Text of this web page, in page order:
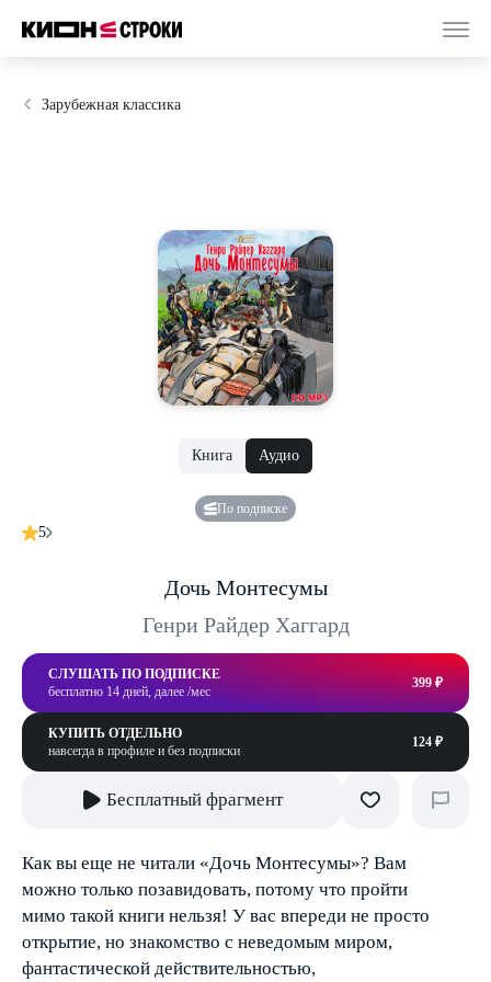
Зарубежная классика
Книга Аудио
По подписке
5
Дочь Монтесумы
Генри Райдер Хаггард
СЛУШАТЬ ПО ПОДПИСКЕ
бесплатно 14 дней, далее /мес
399 ₽
КУПИТЬ ОТДЕЛЬНО
навсегда в профиле и без подписки
124 ₽
Бесплатный фрагмент
Как вы еще не читали «Дочь Монтесумы»? Вам
можно только позавидовать, потому что пройти
мимо такой книги нельзя! У вас впереди не просто
открытие, но знакомство с неведомым миром,
фантастической действительностью,